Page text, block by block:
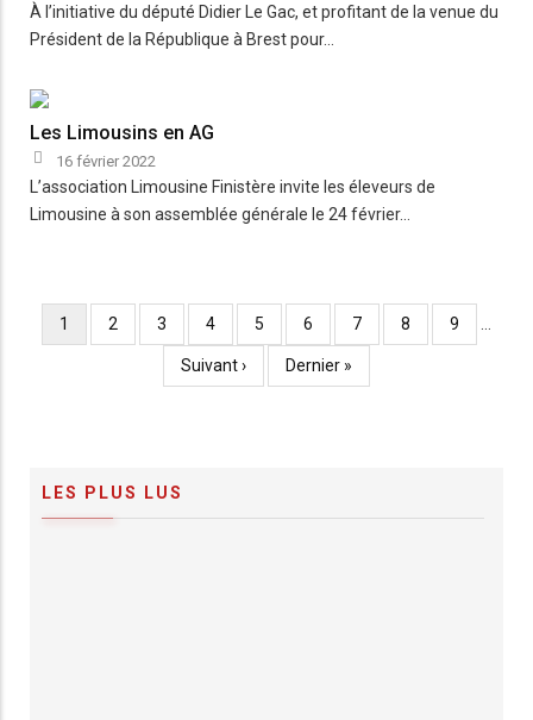
À l’initiative du député Didier Le Gac, et profitant de la venue du
Président de la République à Brest pour…
Les Limousins en AG
16 février 2022
L’association Limousine Finistère invite les éleveurs de
Limousine à son assemblée générale le 24 février…
Pagination
Page
courante
1 Page
2 Page
3 Page
4 Page
5 Page
6 Page
7 Page
8 Page
9
Page
suivante
Suivant ›
Dernière
page
Dernier »
LES PLUS LUS